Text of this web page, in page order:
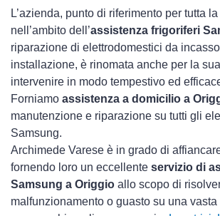
L’azienda, punto di riferimento per tutta
nell’ambito dell’assistenza frigoriferi
riparazione di elettrodomestici da
installazione, è rinomata anche per la
intervenire in modo tempestivo ed
Forniamo assistenza a domicilio a
manutenzione e riparazione su tutti gli
Samsung.
Archimede Varese è in grado di
fornendo loro un eccellente servizio di
Samsung a Origgio allo scopo di
malfunzionamento o guasto su una vasta